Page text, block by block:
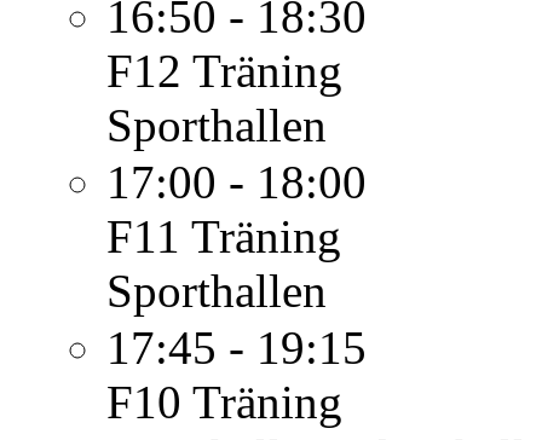
16:50 - 18:30
F12 Träning
Sporthallen
17:00 - 18:00
F11 Träning
Sporthallen
17:45 - 19:15
F10 Träning